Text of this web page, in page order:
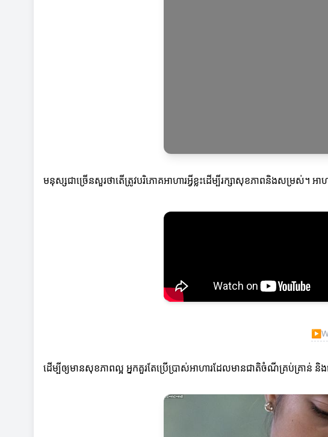
មនុស្សជាច្រើនសួរថាតើត្រូវបរិភោគអាហារអ្វីខ្លះដើម្បីរក្សាសុខភាពនិងសម្រស់។
▶
ដើម្បីឲ្យមានសុខភាពល្អ អ្នកគួរតែប្រើប្រាស់អាហារដែលមានជាតិចំណីគ្រប់គ្រា